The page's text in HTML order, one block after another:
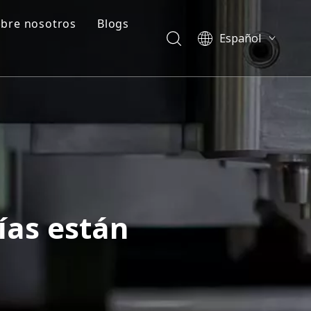
de plástico
nosotros Blogs
Español
English
العربية
简体中文
están